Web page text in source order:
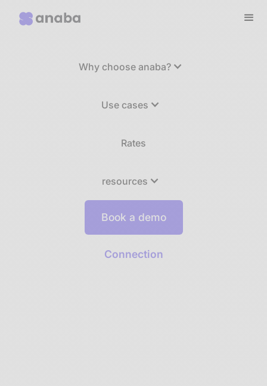
Why choose anaba?
Use cases
Rates
resources
Book a demo
Connection